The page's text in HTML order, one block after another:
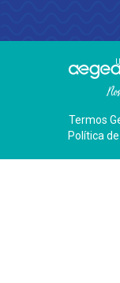
Termos
Política